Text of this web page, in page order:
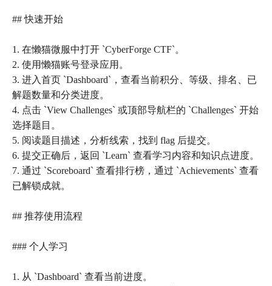
## 快速开始
1. 在懒猫微服中打开 `CyberForge CTF`。
2. 使用懒猫账号登录应用。
3. 进入首页 `Dashboard`，查看当前积分、等级、排名、已
解题数量和分类进度。
4. 点击 `View Challenges` 或顶部导航栏的 `Challenges` 开始
选择题目。
5. 阅读题目描述，分析线索，找到 flag 后提交。
6. 提交正确后，返回 `Learn` 查看学习内容和知识点进度。
7. 通过 `Scoreboard` 查看排行榜，通过 `Achievements` 查看
已解锁成就。
## 推荐使用流程
### 个人学习
1. 从 `Dashboard` 查看当前进度。